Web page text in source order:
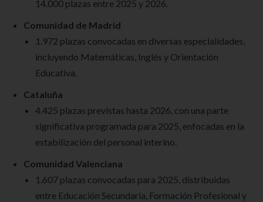
14.000 plazas entre 2025 y 2026.
Comunidad de Madrid
1.972 plazas convocadas en diversas especialidades,
incluyendo Matemáticas, Inglés y Orientación
Educativa.
Cataluña
4.425 plazas previstas hasta 2026, con una parte
significativa programada para 2025, enfocadas en la
estabilización del personal interino.
Comunidad Valenciana
1.607 plazas convocadas para 2025, distribuidas
entre Educación Secundaria, Formación Profesional y